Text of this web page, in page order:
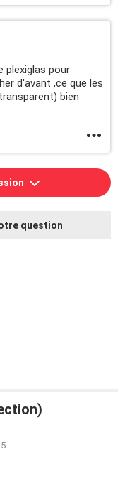
plexiglas pour
d'avant ,ce que les
bien
question